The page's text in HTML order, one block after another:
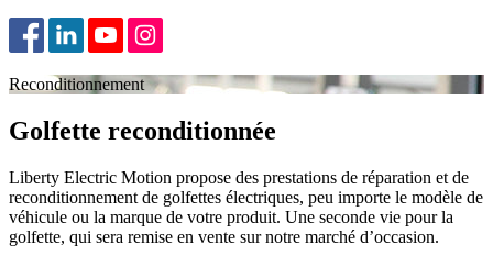
Reconditionnement
Golfette reconditionnée
Liberty Electric Motion propose des prestations de réparation et de
reconditionnement de golfettes électriques, peu importe le modèle de
véhicule ou la marque de votre produit. Une seconde vie pour la
golfette, qui sera remise en vente sur notre marché d’occasion.